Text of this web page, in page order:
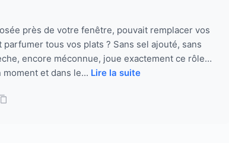
près de votre fenêtre, pouvait remplacer vos
tous vos plats ? Sans sel ajouté, sans
encore méconnue, joue exactement ce rôle…
et dans le... Lire la suite